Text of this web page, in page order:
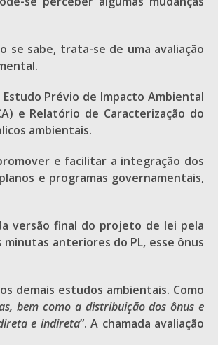
se sabe, trata-se de uma avaliação
Prévio de Impacto Ambiental
e Relatório de Caracterização do
ambientais.
e facilitar a integração dos
e programas governamentais,
versão final do projeto de lei pela
anteriores do PL, esse ônus
demais estudos ambientais. Como
bem como a distribuição dos ônus e
e indireta”. A chamada avaliação